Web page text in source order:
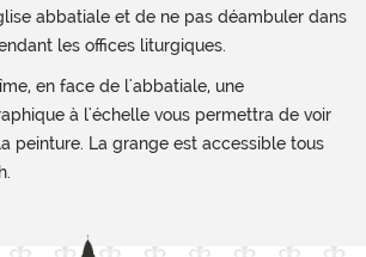
abbatiale et de ne pas déambuler dans
les offices liturgiques.
en face de l'abbatiale, une
à l'échelle vous permettra de voir
peinture. La grange est accessible tous